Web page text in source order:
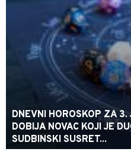
DNEVNI HOROSKOP ZA
DOBIJA NOVAC KOJI JE
SUDBINSKI SUSRET...